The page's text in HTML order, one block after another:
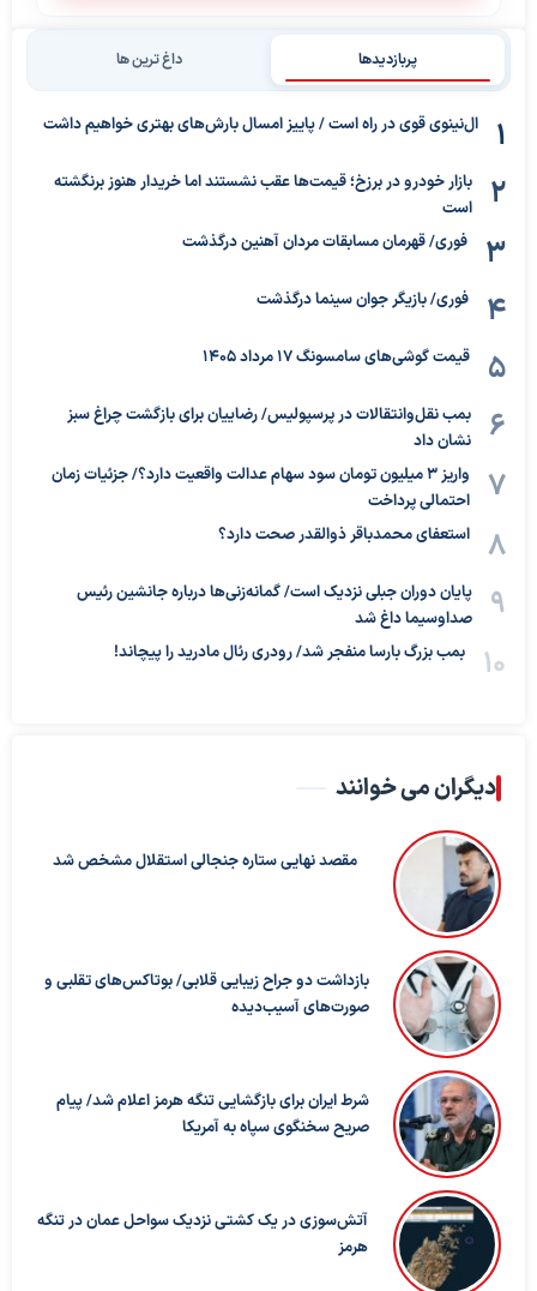
پربازدیدها داغ ترین ها
ال‌نینوی قوی در راه است / پاییز امسال بارش‌های بهتری خواهیم داشت
بازار خودرو در برزخ؛ قیمت‌ها عقب نشستند اما خریدار هنوز برنگشته
است
فوری/ قهرمان مسابقات مردان آهنین درگذشت
فوری/ بازیگر جوان سینما درگذشت
قیمت گوشی‌های سامسونگ 17 مرداد 1405
بمب نقل‌وانتقالات در پرسپولیس/ رضاییان برای بازگشت چراغ سبز
نشان داد
واریز ۳ میلیون تومان سود سهام عدالت واقعیت دارد؟/ جزئیات زمان
احتمالی پرداخت
استعفای محمدباقر ذوالقدر صحت دارد؟
پایان دوران جبلی نزدیک است/ گمانه‌زنی‌ها درباره جانشین رئیس
صداوسیما داغ شد
بمب بزرگ بارسا منفجر شد/ رودری رئال مادرید را پیچاند!
دیگران می خوانند
مقصد نهایی ستاره جنجالی استقلال مشخص شد
بازداشت دو جراح زیبایی قلابی/ بوتاکس‌های تقلبی و
صورت‌های آسیب‌دیده
شرط ایران برای بازگشایی تنگه هرمز اعلام شد/ پیام
صریح سخنگوی سپاه به آمریکا
آتش‌سوزی در یک کشتی نزدیک سواحل عمان در تنگه
هرمز